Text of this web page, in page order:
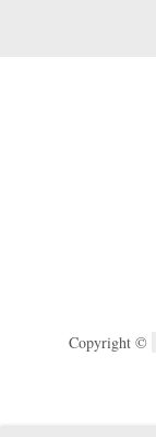
Copyright ©